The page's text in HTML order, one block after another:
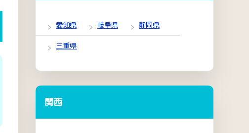
愛知県 岐阜県 静岡県
三重県
関西